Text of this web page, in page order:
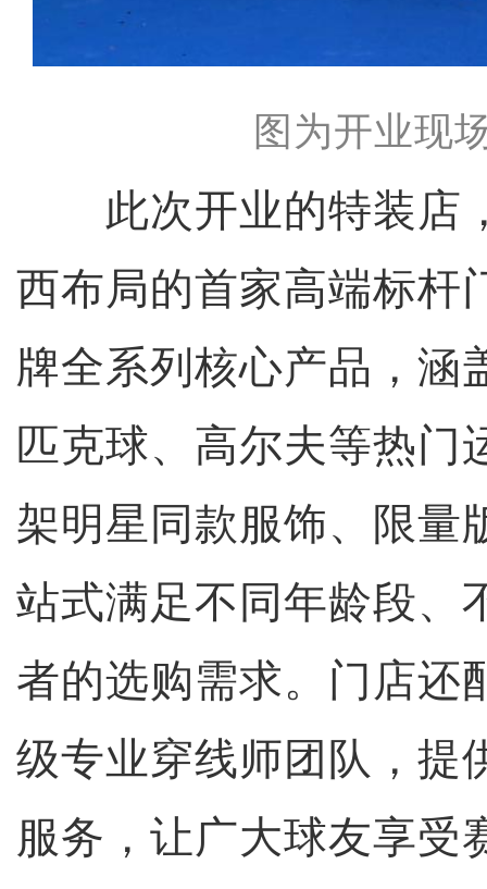
图为开业现
此次开业的特装店
西布局的首家高端标杆
牌全系列核心产品，涵
匹克球、高尔夫等热门
架明星同款服饰、限量
站式满足不同年龄段、
者的选购需求。门店还
级专业穿线师团队，提
服务，让广大球友享受